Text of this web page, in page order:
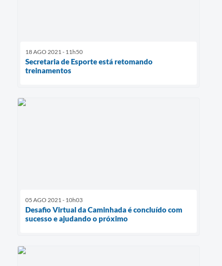
18 AGO 2021 - 11h50
Secretaria de Esporte está retomando
treinamentos
05 AGO 2021 - 10h03
Desafio Virtual da Caminhada é concluído com
sucesso e ajudando o próximo